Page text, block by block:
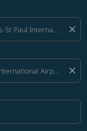
close
close